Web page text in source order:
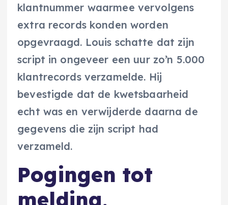
klantnummer waarmee vervolgens
extra records konden worden
opgevraagd. Louis schatte dat zijn
script in ongeveer een uur zo’n 5.000
klantrecords verzamelde. Hij
bevestigde dat de kwetsbaarheid
echt was en verwijderde daarna de
gegevens die zijn script had
verzameld.
Pogingen tot
melding,